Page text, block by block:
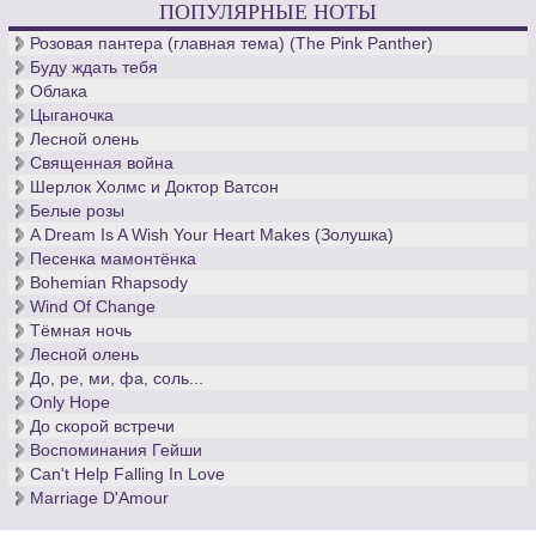
десятилетия кантор церкви св. Фомы, - вечен.
ПОПУЛЯРНЫЕ НОТЫ
Розовая пантера (главная тема) (The Pink Panther)
Буду ждать тебя
Облака
Цыганочка
Лесной олень
Священная война
Шерлок Холмс и Доктор Ватсон
Белые розы
A Dream Is A Wish Your Heart Makes (Золушка)
Песенка мамонтёнка
Bohemian Rhapsody
Wind Of Change
Тёмная ночь
Лесной олень
До, ре, ми, фа, соль...
Only Hope
До скорой встречи
Воспоминания Гейши
Can't Help Falling In Love
Marriage D'Amour